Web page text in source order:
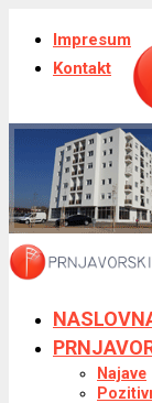
Impresum
Kontakt
Najave